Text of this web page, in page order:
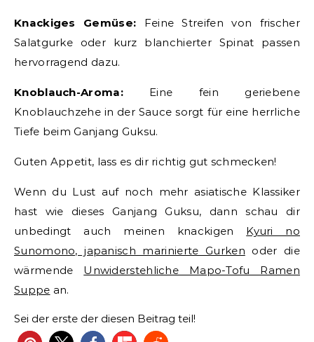
Knackiges Gemüse: Feine Streifen von frischer
Salatgurke oder kurz blanchierter Spinat passen
hervorragend dazu.
Knoblauch-Aroma:Eine fein geriebene
Knoblauchzehe in der Sauce sorgt für eine herrliche
Tiefe beim Ganjang Guksu.
Guten Appetit, lass es dir richtig gut schmecken!
Wenn du Lust auf noch mehr asiatische Klassiker
hast wie dieses Ganjang Guksu, dann schau dir
unbedingt auch meinen knackigen Kyuri no
Sunomono, japanisch marinierte Gurken oder die
wärmende Unwiderstehliche Mapo-Tofu Ramen
Suppe an.
Sei der erste der diesen Beitrag teil!